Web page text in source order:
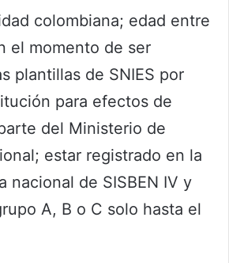
colombiana; edad entre
el momento de ser
plantillas de SNIES por
para efectos de
del Ministerio de
estar registrado en la
nacional de SISBEN IV y
A, B o C solo hasta el